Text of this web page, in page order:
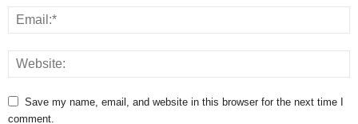
Save my name, email, and website in this browser for the next time I
comment.